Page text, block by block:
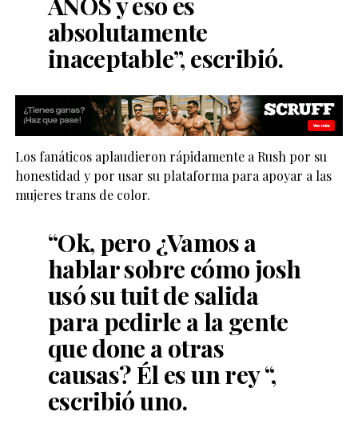
absolutamente
inaceptable”, escribió.
Los fanáticos aplaudieron rápidamente a Rush por su
honestidad y por usar su plataforma para apoyar a las
mujeres trans de color.
“Ok, pero ¿Vamos a
hablar sobre cómo josh
usó su tuit de salida
para pedirle a la gente
que done a otras
causas? Él es un rey “,
escribió uno.